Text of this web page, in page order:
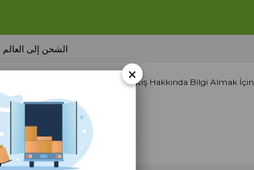
Dünyanın her yerine kargo! | Shipping to the whole world | الشحن إلى العالم
Toptan Satış Hakkında Bilgi Almak İçin
×